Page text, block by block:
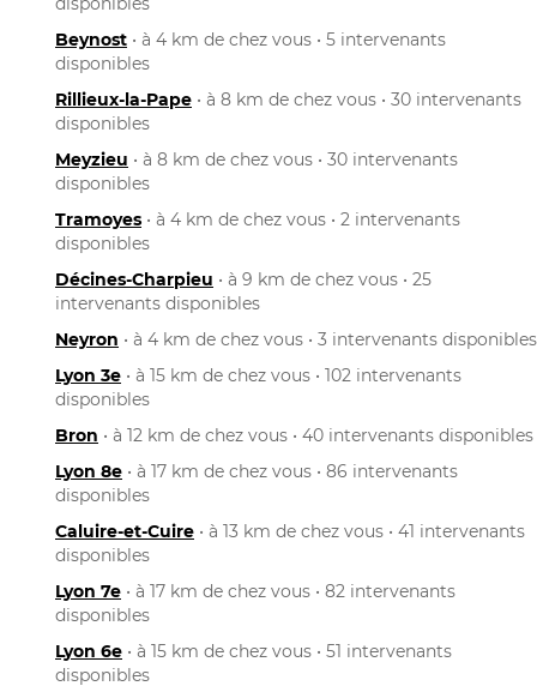
Beynost • à 4 km de chez vous • 5 intervenants
disponibles
Rillieux-la-Pape • à 8 km de chez vous • 30 intervenants
disponibles
Meyzieu • à 8 km de chez vous • 30 intervenants
disponibles
Tramoyes • à 4 km de chez vous • 2 intervenants
disponibles
Décines-Charpieu • à 9 km de chez vous • 25
intervenants disponibles
Neyron • à 4 km de chez vous • 3 intervenants disponibles
Lyon 3e • à 15 km de chez vous • 102 intervenants
disponibles
Bron • à 12 km de chez vous • 40 intervenants disponibles
Lyon 8e • à 17 km de chez vous • 86 intervenants
disponibles
Caluire-et-Cuire • à 13 km de chez vous • 41 intervenants
disponibles
Lyon 7e • à 17 km de chez vous • 82 intervenants
disponibles
Lyon 6e • à 15 km de chez vous • 51 intervenants
disponibles